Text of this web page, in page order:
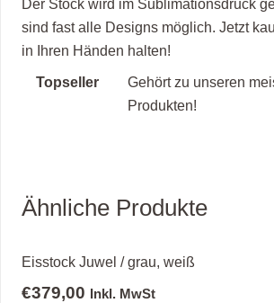
Der Stock wird im Sublimationsdruck
sind fast alle Designs möglich. Jetzt
in Ihren Händen halten!
Topseller
Gehört zu unseren
Produkten!
Ähnliche Produkte
Eisstock Juwel / grau, weiß
€379,00 Inkl. MwSt